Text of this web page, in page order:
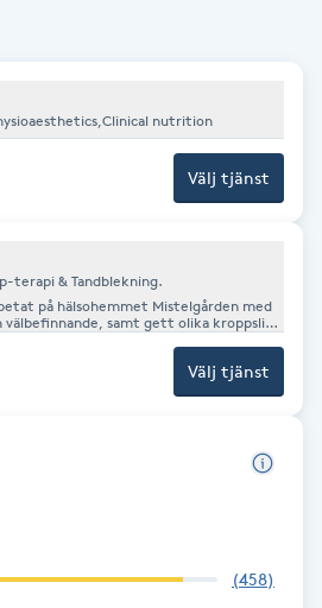
nutrition
Välj tjänst
terapi & Tandblekning.
på hälsohemmet Mistelgården med
välbefinnande, samt gett olika kroppsliga
giving lectures on health and
various bodywork and therapeutic
Välj tjänst
(458)